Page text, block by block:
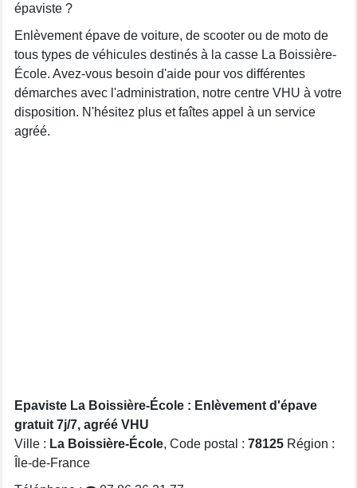
épaviste ?
Enlèvement épave de voiture, de scooter ou de moto de
tous types de véhicules destinés à la casse La Boissière-
École. Avez-vous besoin d'aide pour vos différentes
démarches avec l'administration, notre centre VHU à votre
disposition. N'hésitez plus et faîtes appel à un service
agréé.
Epaviste La Boissière-École : Enlèvement d'épave
gratuit 7j/7, agréé VHU
Ville : La Boissière-École, Code postal : 78125 Région :
Île-de-France